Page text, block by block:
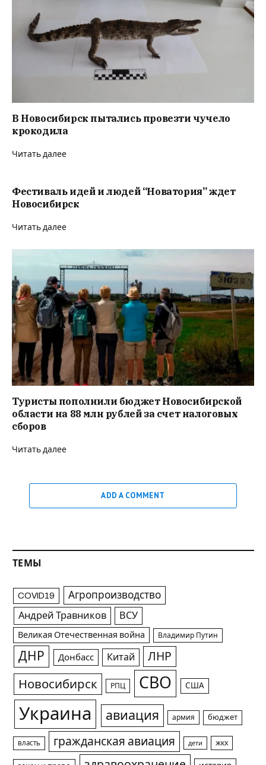
В Новосибирск пытались провезти чучело
крокодила
Читать далее
Фестиваль идей и людей “Новатория” ждет
Новосибирск
Читать далее
Туристы пополнили бюджет Новосибирской
области на 88 млн рублей за счет налоговых
сборов
Читать далее
ADD A COMMENT
ТЕМЫ
COVID19 Агропроизводство
Андрей Травников ВСУ
Великая Отечественная война Владимир Путин
ДНР Донбасс Китай ЛНР
Новосибирск РПЦ СВО США
Украина авиация армия бюджет
власть гражданская авиация дети жкх